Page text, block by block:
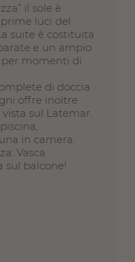
il sole è
luci del
suite è costituita
e un ampio
momenti di
di doccia
offre inoltre
sul Latemar.
in camera.
Vasca
sul balcone!